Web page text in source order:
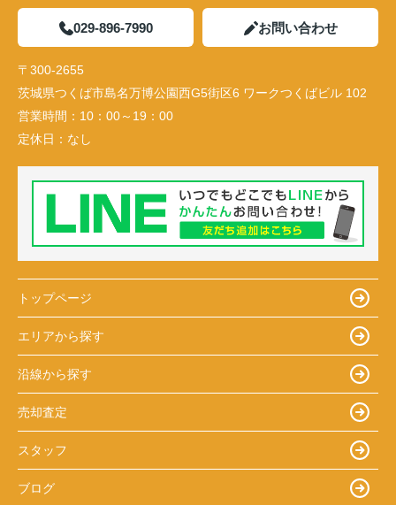
029-896-7990 お問い合わせ
〒300-2655
茨城県つくば市島名万博公園西G5街区6 ワークつくばビル 102
営業時間： 10：00～19：00
定休日： なし
トップページ
エリアから探す
沿線から探す
売却査定
スタッフ
ブログ